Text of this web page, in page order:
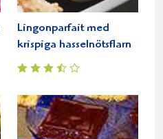
Lingonparfait med
krispiga hasselnötsflarn